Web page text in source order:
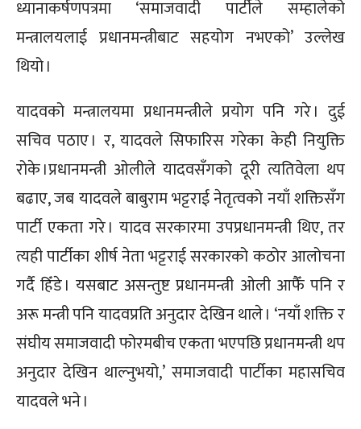
ध्यानाकर्षणपत्रमा ‘समाजवादी पार्टीले सम्हालेको
मन्त्रालयलाई प्रधानमन्त्रीबाट सहयोग नभएको’ उल्लेख
थियो ।
यादवको मन्त्रालयमा प्रधानमन्त्रीले प्रयोग पनि गरे । दुई
सचिव पठाए । र, यादवले सिफारिस गरेका केही नियुक्ति
रोके ।प्रधानमन्त्री ओलीले यादवसँगको दूरी त्यतिवेला थप
बढाए, जब यादवले बाबुराम भट्टराई नेतृत्वको नयाँ शक्तिसँग
पार्टी एकता गरे । यादव सरकारमा उपप्रधानमन्त्री थिए, तर
त्यही पार्टीका शीर्ष नेता भट्टराई सरकारको कठोर आलोचना
गर्दै हिँडे । यसबाट असन्तुष्ट प्रधानमन्त्री ओली आफैँ पनि र
अरू मन्त्री पनि यादवप्रति अनुदार देखिन थाले । ‘नयाँ शक्ति र
संघीय समाजवादी फोरमबीच एकता भएपछि प्रधानमन्त्री थप
अनुदार देखिन थाल्नुभयो,’ समाजवादी पार्टीका महासचिव
यादवले भने ।